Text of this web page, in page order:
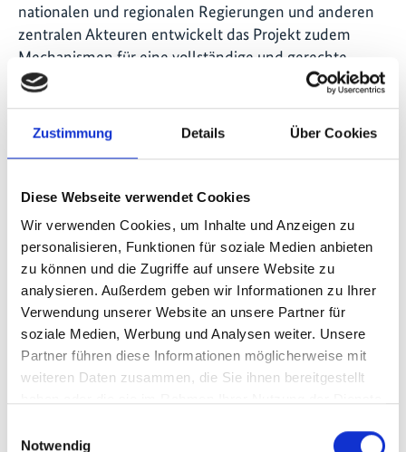
Zustimmung Details Über Cookies
Diese Webseite verwendet Cookies
Wir verwenden Cookies, um Inhalte und Anzeigen zu
personalisieren, Funktionen für soziale Medien anbieten
zu können und die Zugriffe auf unsere Website zu
analysieren. Außerdem geben wir Informationen zu Ihrer
Verwendung unserer Website an unsere Partner für
soziale Medien, Werbung und Analysen weiter. Unsere
Partner führen diese Informationen möglicherweise mit
weiteren Daten zusammen, die Sie ihnen bereitgestellt
Notwendig
nationalen und regionalen Regierungen und anderen
zentralen Akteuren entwickelt das Projekt zudem
Mechanismen für eine vollständige und gerechte
Teilhabe an der nationalen biodiversitätsbezogenen
lokaler Gemeinschaften sollen so vermehrt anerkannt,
unterstützt und ausgeweitet werden, auch bei der
Rechte von IPLCs zu stärken.
In dem Projekt „Die Stärkung der Blue Economy im
Westindischen Ozean“ arbeiteen The Nature
Conservancy und der Projektpartner Northern
Rangelands Trust eng mit IPLCs in lokalen
Küstengemeinden in Kenia zusammen, um den
Meeresschutz und die nachhaltige Nutzung mariner
Ressourcen in der Region zu stärken. In den Regionen
aufzuforsten und zu schützen. Diese Küstenwälder